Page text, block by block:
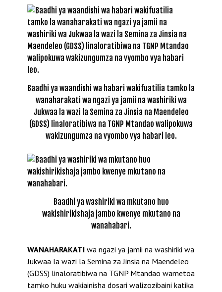
Baadhi ya waandishi wa habari wakifuatilia tamko la
wanaharakati wa ngazi ya jamii na washiriki wa
Jukwaa la wazi la Semina za Jinsia na Maendeleo
(GDSS) linaloratibiwa na TGNP Mtandao walipokuwa
wakizungumza na vyombo vya habari leo.
Baadhi ya washiriki wa mkutano huo
wakishirikishaja jambo kwenye mkutano na
wanahabari.
WANAHARAKATI wa ngazi ya jamii na washiriki wa
Jukwaa la wazi la Semina za Jinsia na Maendeleo
(GDSS) linaloratibiwa na TGNP Mtandao wametoa
tamko huku wakiainisha dosari walizozibaini katika